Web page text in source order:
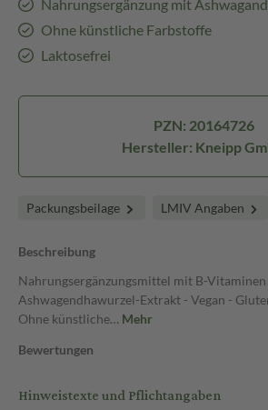
Nahrungsergänzung mit
Ohne künstliche Farbstoffe
Laktosefrei
PZN: 20164726
Hersteller: Kneipp
Packungsbeilage LMIV Angaben
Beschreibung
Nahrungsergänzungsmittel mit B-Vitaminen
Ashwagendhawurzel-Extrakt - Vegan -
Ohne künstliche… Mehr
Bewertungen
Hinweistexte und Pflichtangaben